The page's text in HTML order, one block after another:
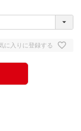
に入りに登録する